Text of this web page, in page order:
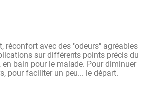
pour faciliter un peu... le départ.
réconfort avec des "odeurs" agréables
sur différents points précis du
en bain pour le malade. Pour diminuer
pour faciliter un peu... le départ.